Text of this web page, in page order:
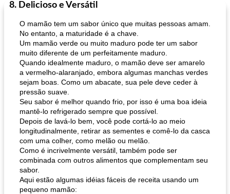
30
Bolos
muffins de farelo de harriet sopa de lentilha líbia
8. Delicioso e Versátil
O mamão tem um sabor único que muitas pessoas amam.
No entanto, a maturidade é a chave.
Um mamão verde ou muito maduro pode ter um sabor
muito diferente de um perfeitamente maduro.
Quando idealmente maduro, o mamão deve ser amarelo
a vermelho-alaranjado, embora algumas manchas verdes
sejam boas. Como um abacate, sua pele deve ceder à
pressão suave.
Seu sabor é melhor quando frio, por isso é uma boa ideia
mantê-lo refrigerado sempre que possível.
Depois de lavá-lo bem, você pode cortá-lo ao meio
longitudinalmente, retirar as sementes e comê-lo da casca
com uma colher, como melão ou melão.
Como é incrivelmente versátil, também pode ser
combinada com outros alimentos que complementam seu
sabor.
Aqui estão algumas idéias fáceis de receita usando um
pequeno mamão: